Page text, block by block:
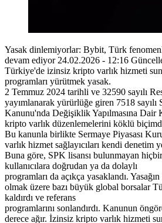
Yasak dinlemiyorlar: Bybit, Türk
devam ediyor 24.02.2026 - 12:16
Türkiye'de izinsiz kripto varlık hizmeti
programları yürütmek yasak.
2 Temmuz 2024 tarihli ve 32590 sayılı
yayımlanarak yürürlüğe giren 7518 sayılı
Kanunu'nda Değişiklik Yapılmasına
kripto varlık düzenlemelerini köklü
Bu kanunla birlikte Sermaye Piyasası
varlık hizmet sağlayıcıları kendi denetim
Buna göre, SPK lisansı bulunmayan
kullanıcılara doğrudan ya da dolaylı
programları da açıkça yasaklandı.
olmak üzere bazı büyük global borsalar
kaldırdı ve referans
programlarını sonlandırdı. Kanunun
derece ağır. İzinsiz kripto varlık hizmeti